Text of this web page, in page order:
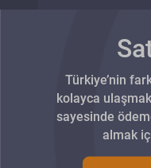
Türkiye’nin
kolayca
sayesinde
almak